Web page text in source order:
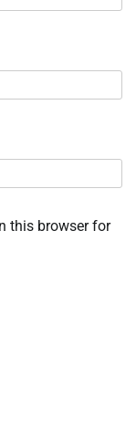
this browser for